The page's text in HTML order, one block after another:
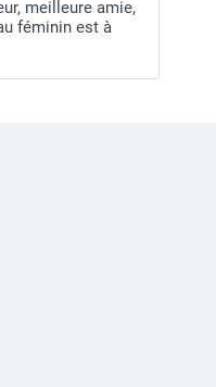
meilleure amie,
féminin est à